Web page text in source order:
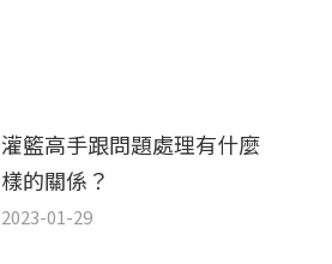
灌籃高手跟問題處理有什麼
樣的關係？
2023-01-29